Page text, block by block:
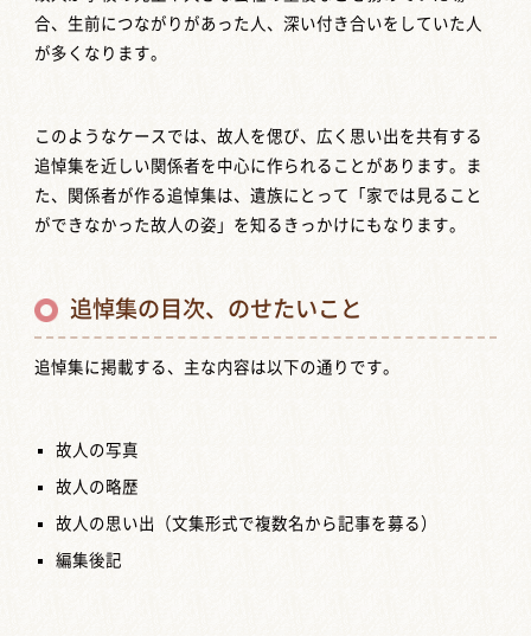
合、生前につながりがあった人、深い付き合いをしていた人
が多くなります。
このようなケースでは、故人を偲び、広く思い出を共有する
追悼集を近しい関係者を中心に作られることがあります。ま
た、関係者が作る追悼集は、遺族にとって「家では見ること
ができなかった故人の姿」を知るきっかけにもなります。
追悼集の目次、のせたいこと
追悼集に掲載する、主な内容は以下の通りです。
故人の写真
故人の略歴
故人の思い出（文集形式で複数名から記事を募る）
編集後記